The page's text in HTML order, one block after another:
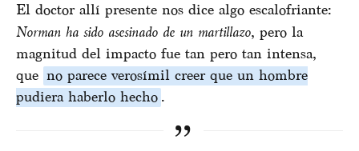
El doctor allí presente nos dice algo escalofriante:
Norman ha sido asesinado de un martillazo, pero la
magnitud del impacto fue tan pero tan intensa,
que no parece verosímil creer que un hombre
pudiera haberlo hecho .